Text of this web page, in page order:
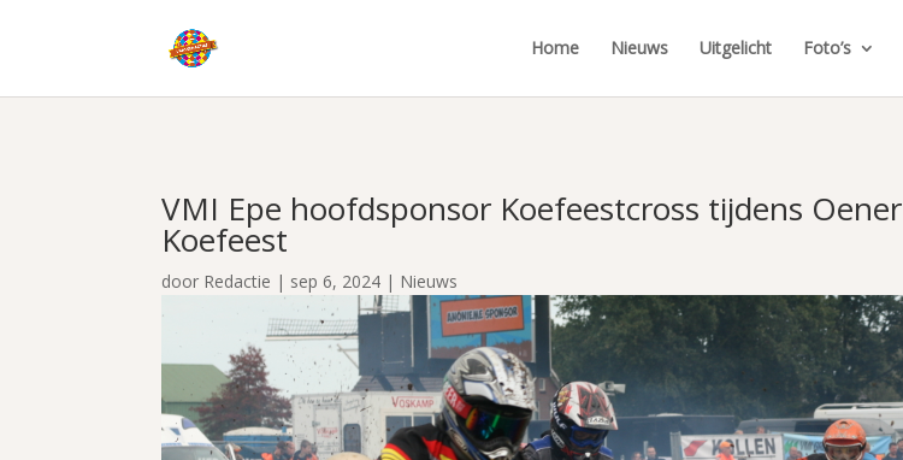
Home Nieuws Uitgelicht Foto’s
VMI Epe hoofdsponsor Koefeestcross tijdens Oener
Koefeest
door Redactie | sep 6, 2024 | Nieuws